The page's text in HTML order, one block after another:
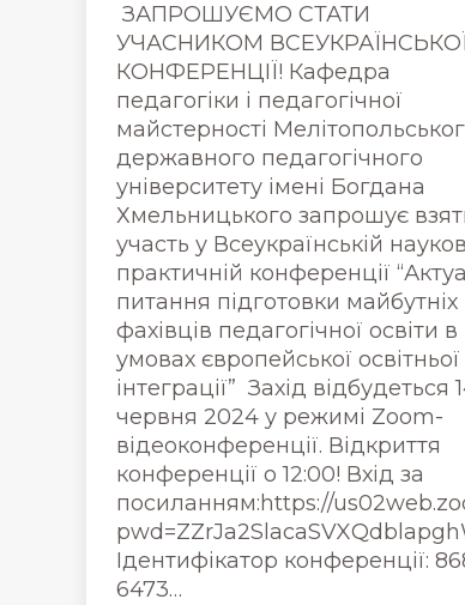
ЗАПРОШУЄМО СТАТИ
УЧАСНИКОМ ВСЕУКРАЇНСЬКОЇ
КОНФЕРЕНЦІЇ! Кафедра
педагогіки і педагогічної
майстерності
державного педагогічного
університету імені Богдана
Хмельницького запрошує
участь у Всеукраїнській
практичній конференції
питання підготовки майбутніх
фахівців педагогічної освіти в
умовах європейської освітньої
інтеграції” Захід відбудеться
червня 2024 у режимі Zoom-
відеоконференції. Відкриття
конференції о 12:00! Вхід за
посиланням:https://
Ідентифікатор конференції:
6473…